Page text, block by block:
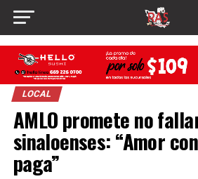
LOCAL
AMLO promete no
sinaloenses: “Amor
paga”